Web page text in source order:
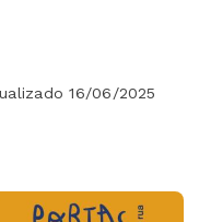
16/06/2025